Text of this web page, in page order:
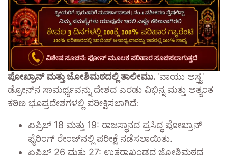
ಪೋಖ್ರಾನ್ ಮತ್ತು ಜೋಶಿಮಠದಲ್ಲಿ ತಾಲೀಮು. ​’ವಾಯು ಅಸ್ತ್ರ’
ಡ್ರೋನ್‌ನ ಸಾಮರ್ಥ್ಯವನ್ನು ದೇಶದ ಎರಡು ವಿಭಿನ್ನ ಮತ್ತು ಅತ್ಯಂತ
ಕಠಿಣ ಭೂಪ್ರದೇಶಗಳಲ್ಲಿ ಪರೀಕ್ಷಿಸಲಾಗಿದೆ:
ಏಪ್ರಿಲ್ 18 ಮತ್ತು 19: ರಾಜಸ್ಥಾನದ ಪ್ರಸಿದ್ಧ ಪೋಖ್ರಾನ್
ಫೈರಿಂಗ್ ರೇಂಜ್‌ನಲ್ಲಿ ಪರೀಕ್ಷೆ ನಡೆಸಲಾಯಿತು.
ಏಪ್ರಿಲ್ 26 ಮತ್ತು 27: ಉತ್ತರಾಖಂಡದ ಜೋಶಿಮಠದ